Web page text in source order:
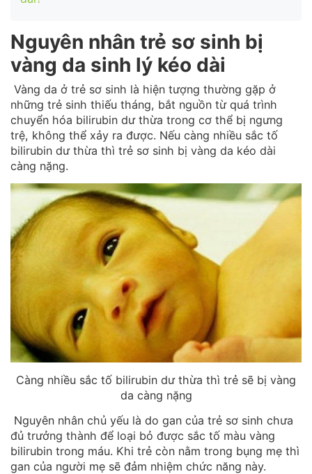
Nguyên nhân trẻ sơ sinh bị
vàng da sinh lý kéo dài
Vàng da ở trẻ sơ sinh là hiện tượng thường gặp ở
những trẻ sinh thiếu tháng, bắt nguồn từ quá trình
chuyển hóa bilirubin dư thừa trong cơ thể bị ngưng
trệ, không thể xảy ra được. Nếu càng nhiều sắc tố
bilirubin dư thừa thì trẻ sơ sinh bị vàng da kéo dài
càng nặng.
Càng nhiều sắc tố bilirubin dư thừa thì trẻ sẽ bị vàng
da càng nặng
Nguyên nhân chủ yếu là do gan của trẻ sơ sinh chưa
đủ trưởng thành để loại bỏ được sắc tố màu vàng
bilirubin trong máu. Khi trẻ còn nằm trong bụng mẹ thì
gan của người mẹ sẽ đảm nhiệm chức năng này.